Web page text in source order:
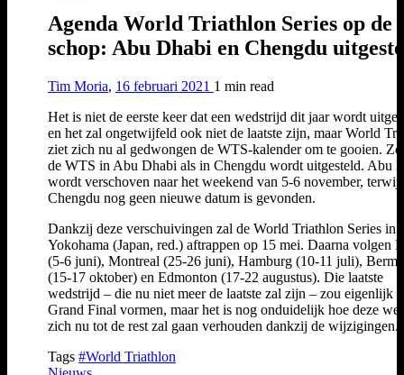
Agenda World Triathlon Series op de
schop: Abu Dhabi en Chengdu
Tim Moria, 16 februari 2021 1 min read
Het is niet de eerste keer dat een wedstrijd dit jaar wordt
en het zal ongetwijfeld ook niet de laatste zijn, maar World
ziet zich nu al gedwongen de WTS-kalender om te gooien.
de WTS in Abu Dhabi als in Chengdu wordt uitgesteld. Abu
wordt verschoven naar het weekend van 5-6 november,
Chengdu nog geen nieuwe datum is gevonden.
Dankzij deze verschuivingen zal de World Triathlon Series in
Yokohama (Japan, red.) aftrappen op 15 mei. Daarna volgen
(5-6 juni), Montreal (25-26 juni), Hamburg (10-11 juli),
(15-17 oktober) en Edmonton (17-22 augustus). Die laatste
wedstrijd – die nu niet meer de laatste zal zijn – zou eigenlijk
Grand Final vormen, maar het is nog onduidelijk hoe deze
zich nu tot de rest zal gaan verhouden dankzij de wijzigingen.
Tags #World Triathlon